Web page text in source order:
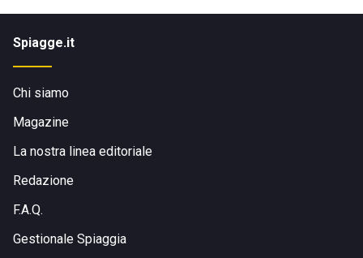
Spiagge.it
Chi siamo
Magazine
La nostra linea editoriale
Redazione
F.A.Q.
Gestionale Spiaggia